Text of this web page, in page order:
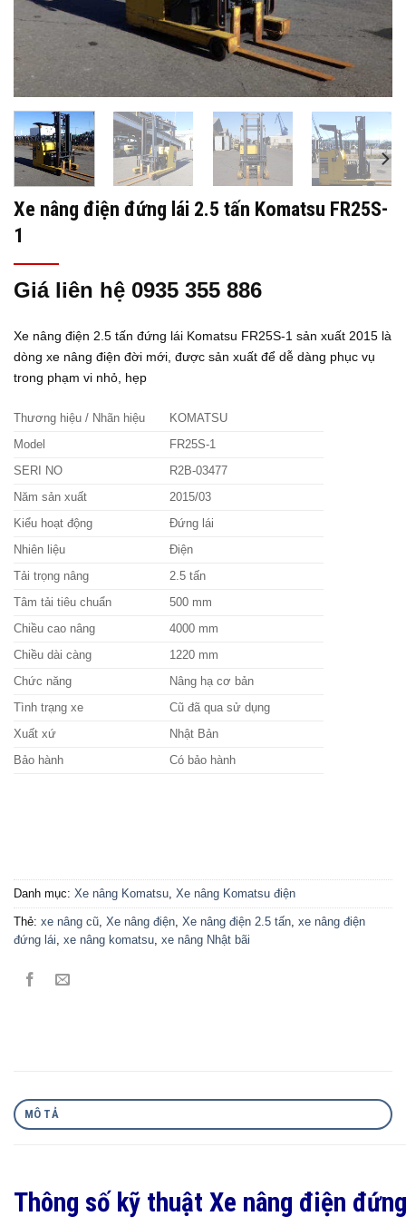
Xe nâng điện đứng lái 2.5 tấn Komatsu FR25S-
1
Giá liên hệ 0935 355 886
Xe nâng điện 2.5 tấn đứng lái Komatsu FR25S-1 sản xuất 2015 là
dòng xe nâng điện đời mới, được sản xuất để dễ dàng phục vụ
trong phạm vi nhỏ, hẹp
Thương hiệu / Nhãn hiệu
KOMATSU
Model
FR25S-1
SERI NO
R2B-03477
Năm sản xuất
2015/03
Kiểu hoạt động
Đứng lái
Nhiên liệu
Điện
Tải trọng nâng
2.5 tấn
Tâm tải tiêu chuẩn
500 mm
Chiều cao nâng
4000 mm
Chiều dài càng
1220 mm
Chức năng
Nâng hạ cơ bản
Tình trạng xe
Cũ đã qua sử dụng
Xuất xứ
Nhật Bản
Bảo hành
Có bảo hành
Danh mục: Xe nâng Komatsu, Xe nâng Komatsu điện
Thẻ: xe nâng cũ, Xe nâng điện, Xe nâng điện 2.5 tấn, xe nâng điện
đứng lái, xe nâng komatsu, xe nâng Nhật bãi
MÔ TẢ
Thông số kỹ thuật Xe nâng điện